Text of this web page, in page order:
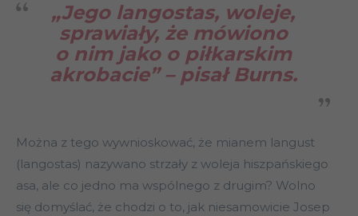
„Jego langostas, woleje,
sprawiały, że mówiono
o nim jako o piłkarskim
akrobacie” –pisał Burns.
Można z tego wywnioskować, że mianem langust
(langostas) nazywano strzały z woleja hiszpańskiego
asa, ale co jedno ma wspólnego z drugim? Wolno
się domyślać, że chodzi o to, jak niesamowicie Josep